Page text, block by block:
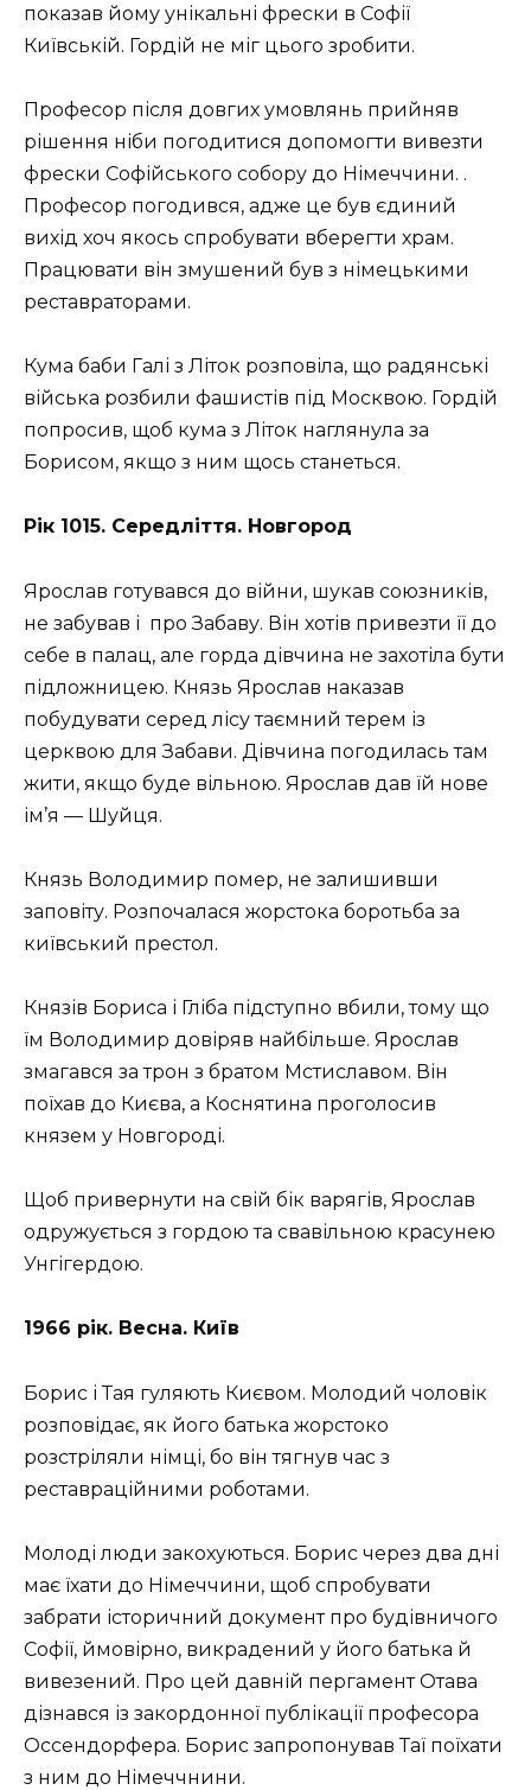
показав йому унікальні фрески в Софії
Київській. Гордій не міг цього зробити.
Професор після довгих умовлянь прийняв
рішення ніби погодитися допомогти вивезти
фрески Софійського собору до Німеччини. .
Професор погодився, адже це був єдиний
вихід хоч якось спробувати вберегти храм.
Працювати він змушений був з німецькими
реставраторами.
Кума баби Галі з Літок розповіла, що радянські
війська розбили фашистів під Москвою. Гордій
попросив, щоб кума з Літок наглянула за
Борисом, якщо з ним щось станеться.
Рік 1015. Середліття. Новгород
Ярослав готувався до війни, шукав союзників,
не забував і про Забаву. Він хотів привезти її до
себе в палац, але горда дівчина не захотіла бути
підложницею. Князь Ярослав наказав
побудувати серед лісу таємний терем із
церквою для Забави. Дівчина погодилась там
жити, якщо буде вільною. Ярослав дав їй нове
ім’я — Шуйця.
Князь Володимир помер, не залишивши
заповіту. Розпочалася жорстока боротьба за
київський престол.
Князів Бориса і Гліба підступно вбили, тому що
їм Володимир довіряв найбільше. Ярослав
змагався за трон з братом Мстиславом. Він
поїхав до Києва, а Коснятина проголосив
князем у Новгороді.
Щоб привернути на свій бік варягів, Ярослав
одружується з гордою та свавільною красунею
Унгігердою.
1966 рік. Весна. Київ
Борис і Тая гуляють Києвом. Молодий чоловік
розповідає, як його батька жорстоко
розстріляли німці, бо він тягнув час з
реставраційними роботами.
Молоді люди закохуються. Борис через два дні
має їхати до Німеччини, щоб спробувати
забрати історичний документ про будівничого
Софії, ймовірно, викрадений у його батька й
вивезений. Про цей давній пергамент Отава
дізнався із закордонної публікації професора
Оссендорфера. Борис запропонував Таї поїхати
з ним до Німеччнини.